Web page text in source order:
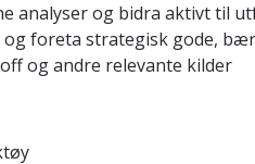
analyser og bidra aktivt til
foreta strategisk gode,
og andre relevante kilder